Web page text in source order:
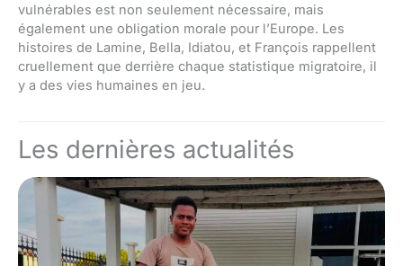
vulnérables est non seulement nécessaire, mais
également une obligation morale pour l’Europe. Les
histoires de Lamine, Bella, Idiatou, et François rappellent
cruellement que derrière chaque statistique migratoire, il
y a des vies humaines en jeu.
Les dernières actualités